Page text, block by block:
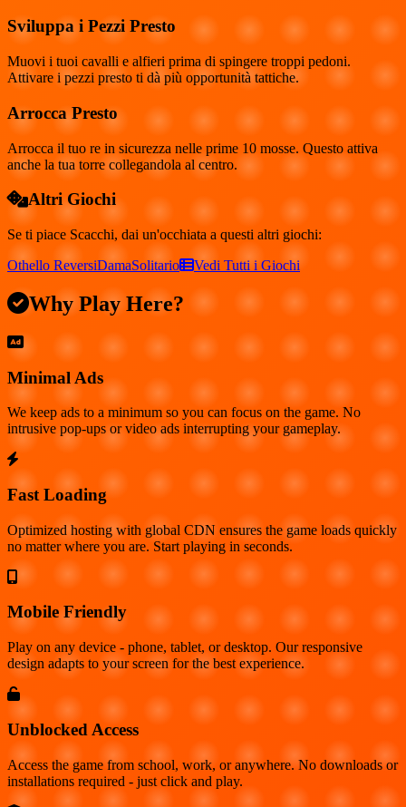
Sviluppa i Pezzi Presto
Muovi i tuoi cavalli e alfieri prima di spingere troppi pedoni.
Attivare i pezzi presto ti dà più opportunità tattiche.
Arrocca Presto
Arrocca il tuo re in sicurezza nelle prime 10 mosse. Questo attiva
anche la tua torre collegandola al centro.
Altri Giochi
Se ti piace Scacchi, dai un'occhiata a questi altri giochi:
Othello ReversiDamaSolitario Vedi Tutti i Giochi
Why Play Here?
Minimal Ads
We keep ads to a minimum so you can focus on the game. No
intrusive pop-ups or video ads interrupting your gameplay.
Fast Loading
Optimized hosting with global CDN ensures the game loads quickly
no matter where you are. Start playing in seconds.
Mobile Friendly
Play on any device - phone, tablet, or desktop. Our responsive
design adapts to your screen for the best experience.
Unblocked Access
Access the game from school, work, or anywhere. No downloads or
installations required - just click and play.